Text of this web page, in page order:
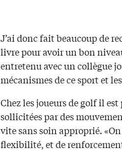
J’ai donc fait beaucoup de
livre pour avoir un bon
entretenu avec un collègue
mécanismes de ce sport et
Chez les joueurs de golf il
sollicitées par des
vite sans soin approprié.
flexibilité, et de